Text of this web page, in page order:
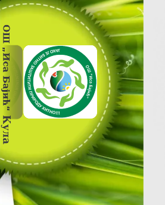
ОШ
„
Иса Бајић
“
Кула
Овде иде
лого
пројекта